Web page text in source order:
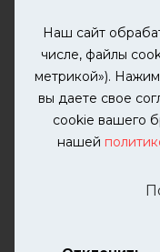
Наш сайт
числе, файлы
метрикой»).
вы даете свое
cookie вашего
нашей
2026 ©
автомобилей. Вся
разрешения